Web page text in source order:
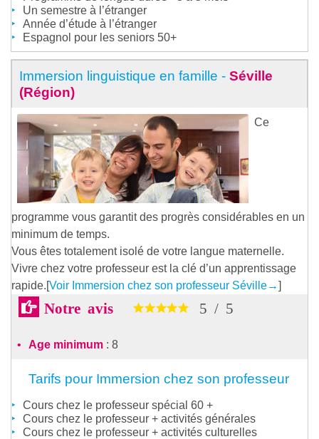
Un semestre à l’étranger
Année d’étude à l’étranger
Espagnol pour les seniors 50+
Immersion linguistique en famille - Séville
(Région)
Ce
programme vous garantit des progrès considérables en un
minimum de temps.
Vous êtes totalement isolé de votre langue maternelle.
Vivre chez votre professeur est la clé d’un apprentissage
rapide.[Voir Immersion chez son professeur Séville→]
Notre avis 5 / 5
Age minimum : 8
Tarifs pour Immersion chez son professeur
Cours chez le professeur spécial 60 +
Cours chez le professeur + activités générales
Cours chez le professeur + activités culturelles